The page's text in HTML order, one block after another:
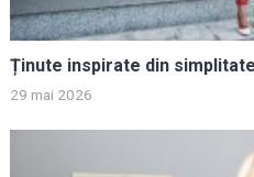
Ținute inspirate din
29 mai 2026